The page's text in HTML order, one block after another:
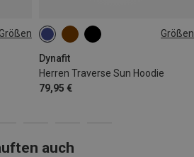
Größen Größen
Dynafit
Herren Traverse Sun Hoodie
79,95 €
M XL
auch